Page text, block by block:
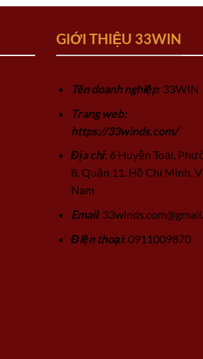
GIỚI THIỆU 33WIN
Tên doanh nghiệp: 33WIN
Trang web:
https://33winds.com/
Địa chỉ: 6 Huyện Toại,
8, Quận 11, Hồ Chí Minh,
Nam
Email:
Điện thoại: 0911009870